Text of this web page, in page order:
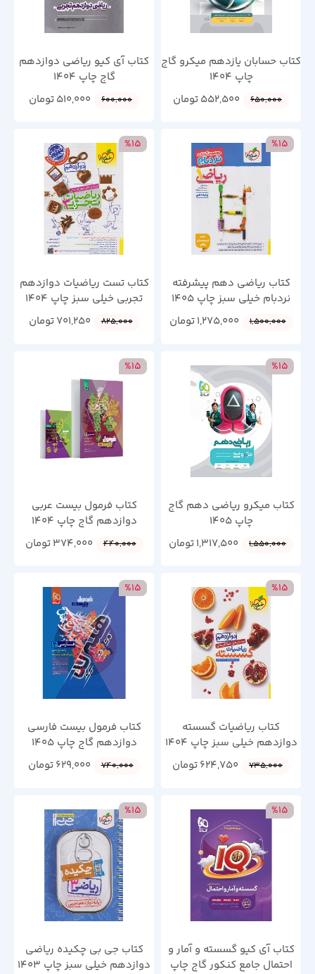
کتاب حسابان یازدهم میکرو گاج
چاپ 1404
650,000
552,500تومان
کتاب آی کیو ریاضی دوازدهم
گاج چاپ 1404
600,000
510,000تومان
کتاب ریاضی دهم پیشرفته
نردبام خیلی سبز چاپ 1405
%15
1,500,000
1,275,000تومان
کتاب تست ریاضیات دوازدهم
تجربی خیلی سبز چاپ 1404
%15
825,000
701,250تومان
کتاب میکرو ریاضی دهم گاج
چاپ 1405
%15
1,550,000
1,317,500تومان
کتاب فرمول بیست عربی
دوازدهم گاج چاپ 1404
%15
440,000
374,000تومان
کتاب ریاضیات گسسته
دوازدهم خیلی سبز چاپ 1404
%15
735,000
624,750تومان
کتاب فرمول بیست فارسی
دوازدهم گاج چاپ 1405
%15
740,000
629,000تومان
کتاب آی کیو گسسته و آمار و
احتمال جامع کنکور گاج چاپ
%15
کتاب جی بی چکیده ریاضی
دوازدهم خیلی سبز چاپ 1403
%15